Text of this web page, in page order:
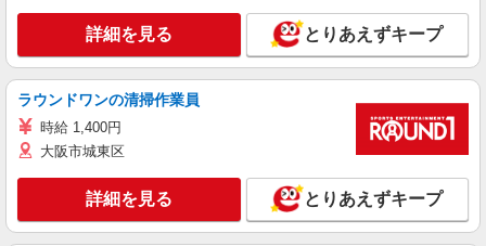
詳細を見る とりあえずキープ
ラウンドワンの清掃作業員
時給 1,400円
大阪市城東区
詳細を見る とりあえずキープ